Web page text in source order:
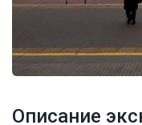
Описание